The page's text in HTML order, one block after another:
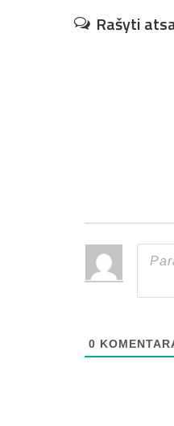
Rašyti
0